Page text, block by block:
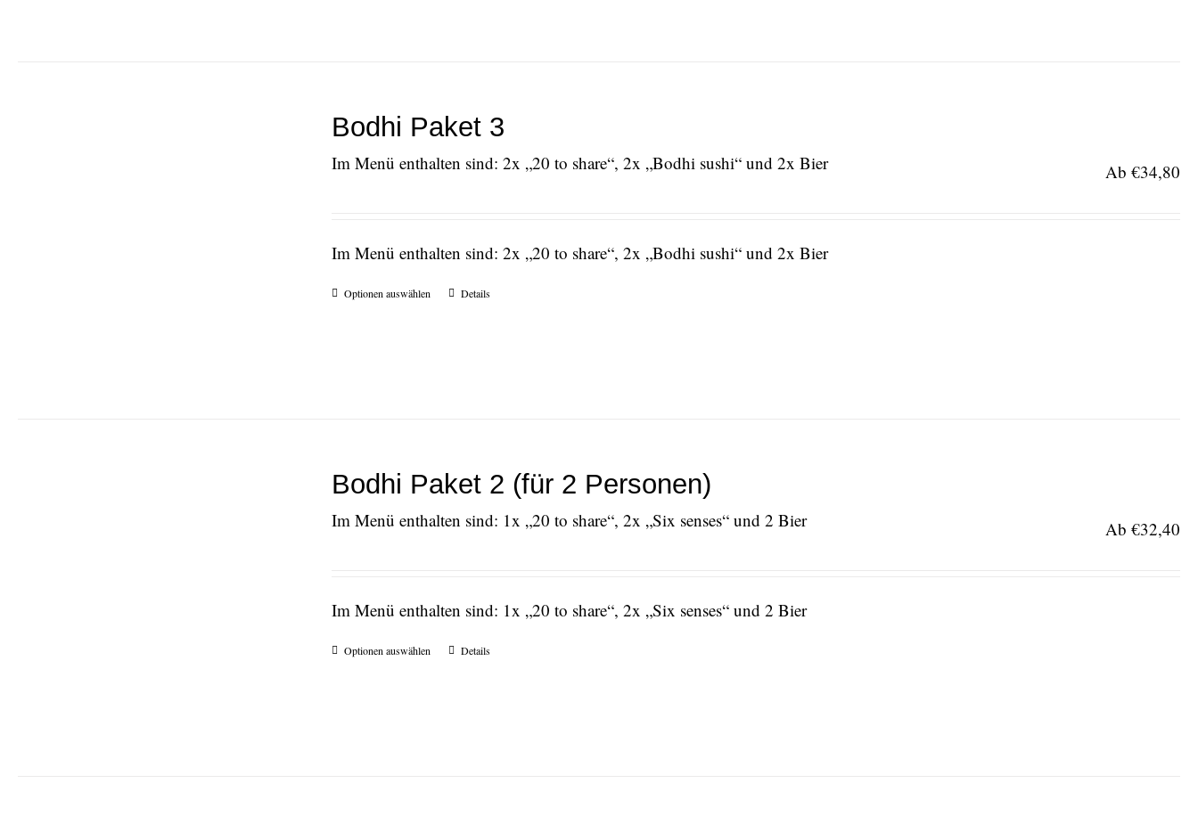
Bodhi Paket 3
Im Menü enthalten sind: 2x „20 to share“, 2x „Bodhi sushi“ und 2x Bier Ab €34,80
Im Menü enthalten sind: 2x „20 to share“, 2x „Bodhi sushi“ und 2x Bier
Optionen auswählen Details
Bodhi Paket 2 (für 2 Personen)
Im Menü enthalten sind: 1x „20 to share“, 2x „Six senses“ und 2 Bier Ab €32,40
Im Menü enthalten sind: 1x „20 to share“, 2x „Six senses“ und 2 Bier
Optionen auswählen Details